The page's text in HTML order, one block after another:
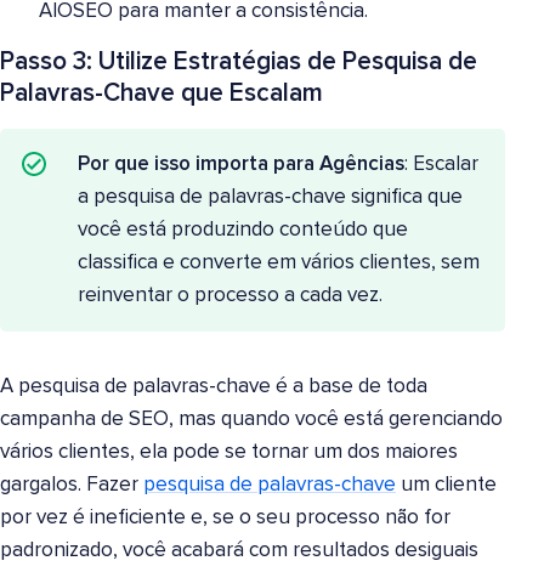
AIOSEO para manter a consistência.
Passo 3: Utilize Estratégias de Pesquisa de
Palavras-Chave que Escalam
Por que isso importa para Agências: Escalar
a pesquisa de palavras-chave significa que
você está produzindo conteúdo que
classifica e converte em vários clientes, sem
reinventar o processo a cada vez.
A pesquisa de palavras-chave é a base de toda
campanha de SEO, mas quando você está gerenciando
vários clientes, ela pode se tornar um dos maiores
gargalos. Fazer pesquisa de palavras-chave um cliente
por vez é ineficiente e, se o seu processo não for
padronizado, você acabará com resultados desiguais